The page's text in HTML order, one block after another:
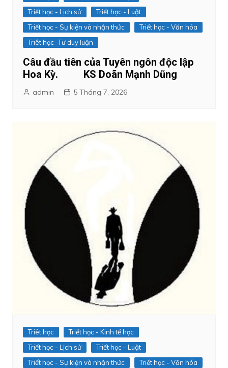
Triết học - Lịch sử
Triết học - Luật
Triết học - Sự kiện và nhận thức
Triết học - Văn hóa
Triêt học -Tư duy luận
Câu đầu tiên của Tuyên ngôn độc lập
Hoa Kỳ. KS Doãn Mạnh Dũng
admin 5 Tháng 7, 2026
Triêt học
Triết học - Kinh tế học
Triết học - Lịch sử
Triết học - Luật
Triết học - Sự kiện và nhận thức
Triết học - Văn hóa